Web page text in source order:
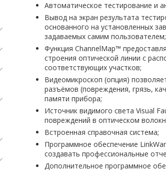
Автоматическое тестирование и
Вывод на экран результата
основанного на установленных
задаваемых самим пользователем;
Функция ChannelMap™
строения оптической линии с
соответствующих участков;
Видеомикроскоп (опция)
разъёмов (повреждения, грязь,
памяти прибора;
Источник видимого света Visual
повреждений в оптическом
Встроенная справочная система;
Программное обеспечение
создавать профессиональные
Дополнительное программное